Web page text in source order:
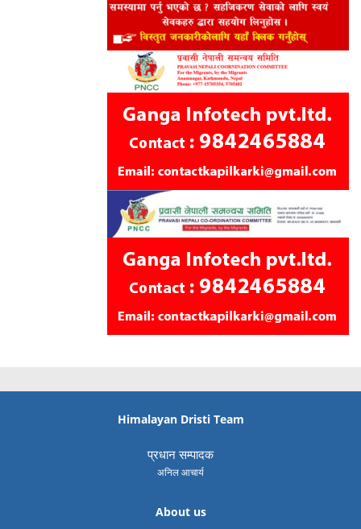
Himalayan Dristi Team
प्रधान सम्पादक
अनिल आचार्य
About us